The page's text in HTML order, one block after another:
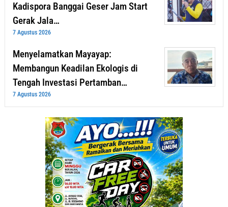
Kadispora Banggai Geser Jam Start
Gerak Jala…
7 Agustus 2026
Menyelamatkan Mayayap:
Membangun Keadilan Ekologis di
Tengah Investasi Pertamban…
7 Agustus 2026